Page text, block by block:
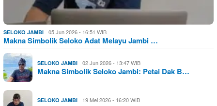
SELOKO JAMBI 05 Jun 2026 - 16:51 WIB
Makna Simbolik Seloko Adat Melayu Jambi …
SELOKO JAMBI 02 Jun 2026 - 13:47 WIB
Makna Simbolik Seloko Jambi: Petai Dak B…
SELOKO JAMBI 19 Mei 2026 - 16:20 WIB